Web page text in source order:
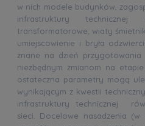
w nich modele budynków,
infrastruktury
transformatorowe, wiaty
umiejscowienie i bryła
znane na dzień
niezbędnym zmianom na
ostateczna parametry mogą
wynikającym z kwestii
infrastruktury technicznej
sieci. Docelowe nasadzenia